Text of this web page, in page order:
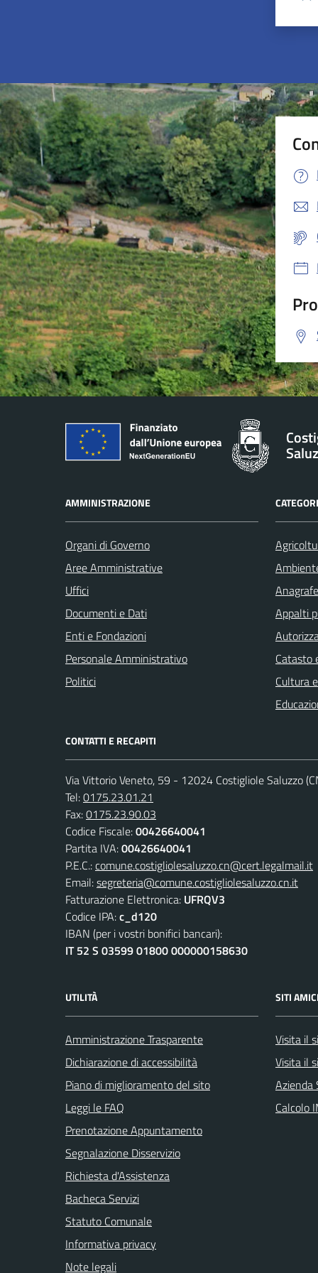
AMMINISTRAZIONE
Organi di Governo
Aree Amministrative
Uffici
Documenti e Dati
Enti e Fondazioni
Personale Amministrativo
Politici
Appalti
Catasto
Cultura
CONTATTI E RECAPITI
Via Vittorio Veneto, 59 - 12024 Costigliole Saluzzo
Tel:0175.23.01.21
Fax:0175.23.90.03
Codice Fiscale:00426640041
Partita IVA:00426640041
P.E.C.:comune.costigliolesaluzzo.cn@cert.legalmail.it
Email:segreteria@comune.costigliolesaluzzo.cn.it
Fatturazione Elettronica: UFRQV3
Codice IPA:c_d120
IBAN (per i vostri bonifici bancari):
IT 52 S 03599 01800 000000158630
UTILITÀ
Amministrazione Trasparente
Dichiarazione di accessibilità
Piano di miglioramento del sito
Leggi le FAQ
Prenotazione Appuntamento
Segnalazione Disservizio
Richiesta d'Assistenza
Bacheca Servizi
Statuto Comunale
Informativa privacy
Note legali
SITI AMICI
Visita il
Visita il
Azienda
Calcolo